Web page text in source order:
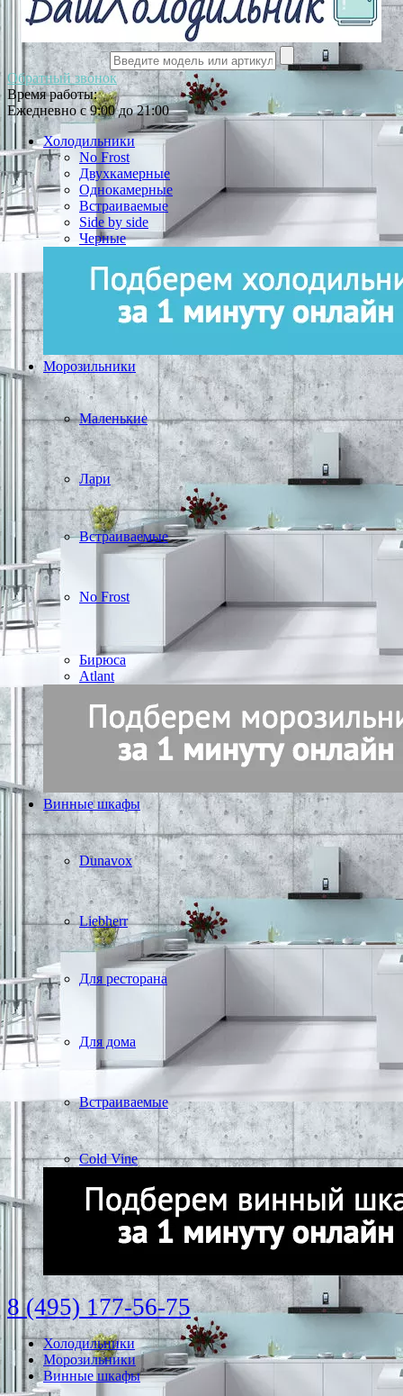
Обратный звонок
Время работы:
Ежедневно с 9:00 до 21:00
Холодильники
No Frost
Двухкамерные
Однокамерные
Встраиваемые
Side by side
Черные
Морозильники
Маленькие
Лари
Встраиваемые
No Frost
Бирюса
Atlant
Винные шкафы
Dunavox
Liebherr
Для ресторана
Для дома
Встраиваемые
Cold Vine
8 (495) 177-56-75
Холодильники
Морозильники
Винные шкафы